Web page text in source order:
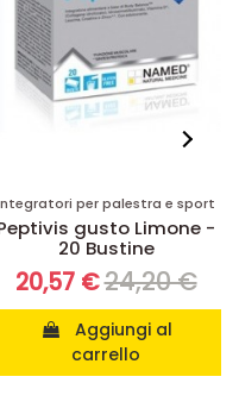
e sport
-
€
Disponibile su
Integratori per
AR-Fit
Sport - 60
16,71 €